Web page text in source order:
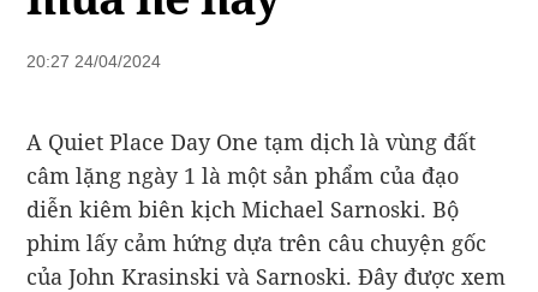
20:27 24/04/2024
A Quiet Place Day One tạm dịch là vùng đất
câm lặng ngày 1 là một sản phẩm của đạo
diễn kiêm biên kịch Michael Sarnoski. Bộ
phim lấy cảm hứng dựa trên câu chuyện gốc
của John Krasinski và Sarnoski. Đây được xem